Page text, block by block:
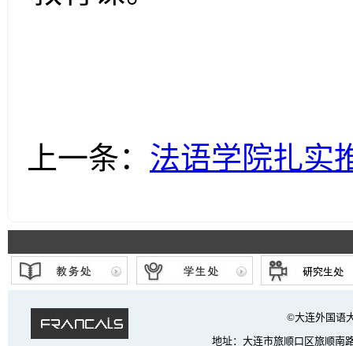
上一条： 法语学院扎实
©大连外国语
地址：大连市旅顺口区旅顺南